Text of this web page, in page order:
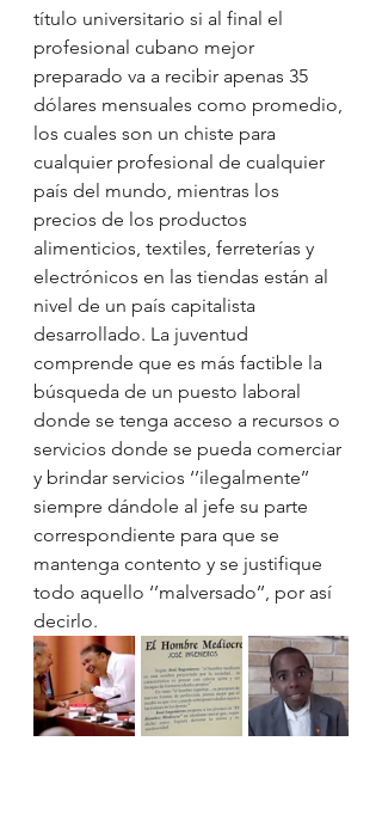
título universitario si al final el
profesional cubano mejor
preparado va a recibir apenas 35
dólares mensuales como promedio,
los cuales son un chiste para
cualquier profesional de cualquier
país del mundo, mientras los
precios de los productos
alimenticios, textiles, ferreterías y
electrónicos en las tiendas están al
nivel de un país capitalista
desarrollado. La juventud
comprende que es más factible la
búsqueda de un puesto laboral
donde se tenga acceso a recursos o
servicios donde se pueda comerciar
y brindar servicios ‘’ilegalmente’’
siempre dándole al jefe su parte
correspondiente para que se
mantenga contento y se justifique
todo aquello ‘’malversado’’, por así
decirlo.